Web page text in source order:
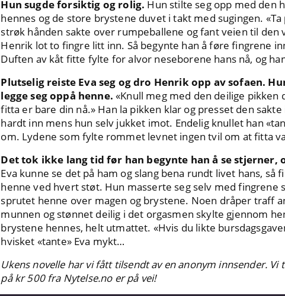
Hun sugde forsiktig og rolig. Hun stilte seg opp med
hennes og de store brystene duvet i takt med sugingen.
strøk hånden sakte over rumpeballene og fant veien til
Henrik lot to fingre litt inn. Så begynte han å føre fingrene
Duften av kåt fitte fylte for alvor neseborene hans nå, og
Plutselig reiste Eva seg og dro Henrik opp av sofaen.
legge seg oppå henne. «Knull meg med den deilige pikken
fitta er bare din nå.» Han la pikken klar og presset den
hardt inn mens hun selv jukket imot. Endelig knullet han
om. Lydene som fylte rommet levnet ingen tvil om at fitta
Det tok ikke lang tid før han begynte han å se
Eva kunne se det på ham og slang bena rundt livet hans,
henne ved hvert støt. Hun masserte seg selv med
sprutet henne over magen og brystene. Noen dråper traff
munnen og stønnet deilig i det orgasmen skylte gjennom
brystene hennes, helt utmattet. «Hvis du likte
hvisket «tante» Eva mykt…
Ukens novelle har vi fått tilsendt av en anonym innsender.
på kr 500 fra Nytelse.no er på vei!